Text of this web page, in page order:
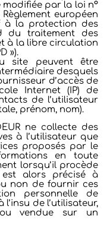
par la loi n°
Règlement européen
à la protection des
du traitement des
à la libre circulation
»).
site peuvent être
desquels
d’accès de
Internet (IP) de
de l’utilisateur
prénom, nom).
ne collecte des
à l’utilisateur que
proposés par le
en toute
lorsqu’il procède
alors précisé à
non de fournir ces
personnelle de
de l’utilisateur,
ou vendue sur un